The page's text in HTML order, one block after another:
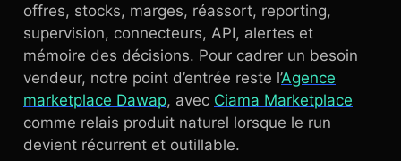
offres, stocks, marges, réassort, reporting,
supervision, connecteurs, API, alertes et
mémoire des décisions. Pour cadrer un besoin
vendeur, notre point d’entrée reste l’Agence
marketplace Dawap, avec Ciama Marketplace
comme relais produit naturel lorsque le run
devient récurrent et outillable.